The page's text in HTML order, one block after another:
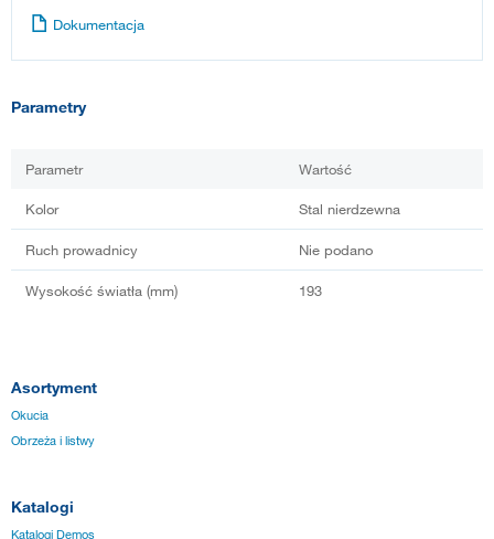
Dokumentacja
Parametry
Parametr Wartość
Kolor Stal nierdzewna
Ruch prowadnicy Nie podano
Wysokość światła (mm) 193
Asortyment
Okucia
Obrzeża i listwy
Katalogi
Katalogi Demos